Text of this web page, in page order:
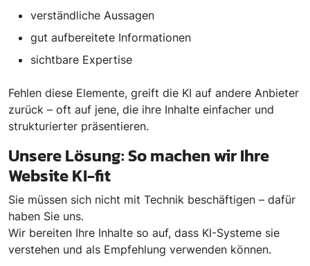
verständliche Aussagen
gut aufbereitete Informationen
sichtbare Expertise
Fehlen diese Elemente, greift die KI auf andere Anbieter
zurück – oft auf jene, die ihre Inhalte einfacher und
strukturierter präsentieren.
Unsere Lösung: So machen wir Ihre
Website KI-fit
Sie müssen sich nicht mit Technik beschäftigen – dafür
haben Sie uns.
Wir bereiten Ihre Inhalte so auf, dass KI-Systeme sie
verstehen und als Empfehlung verwenden können.